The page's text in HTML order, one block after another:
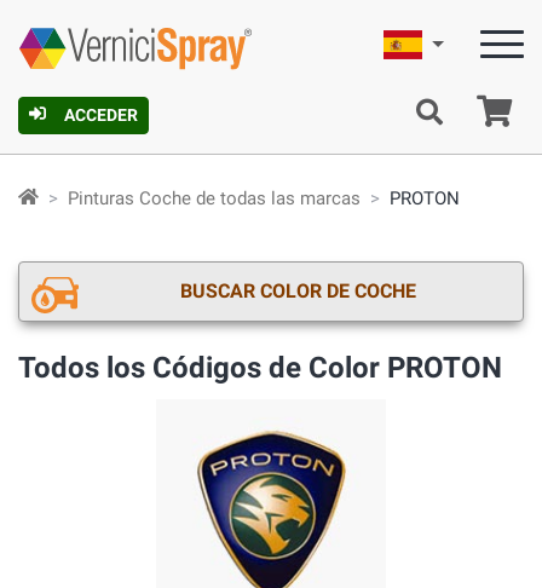
ACCEDER
Español
Pinturas Coche de todas las marcas PROTON
BUSCAR COLOR DE COCHE
Todos los Códigos de Color PROTON